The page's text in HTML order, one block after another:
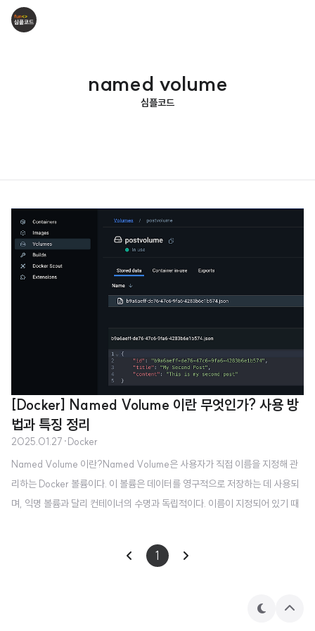
named volume
심플코드
[Docker] Named Volume 이란 무엇인가? 사용 방
법과 특징 정리
2025.01.27 ·Docker
Named Volume 이란?Named Volume은 사용자가 직접 이름을 지정해 관
리하는 Docker 볼륨이다. 이 볼륨은 데이터를 영구적으로 저장하는 데 사용되
며, 익명 볼륨과 달리 컨테이너의 수명과 독립적이다. 이름이 지정되어 있기 때
성하고 사용하기Named Volume 생성하기Named Volume은 다음 명령어
를 통해 생성할 수 있다.docker volume create [Volume Name] 예를 들어
olume이라는 이름을 가진 Named Volume을 생성할 수 있다. Named Volu
1
테
상